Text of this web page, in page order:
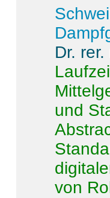
Dr.
und
von